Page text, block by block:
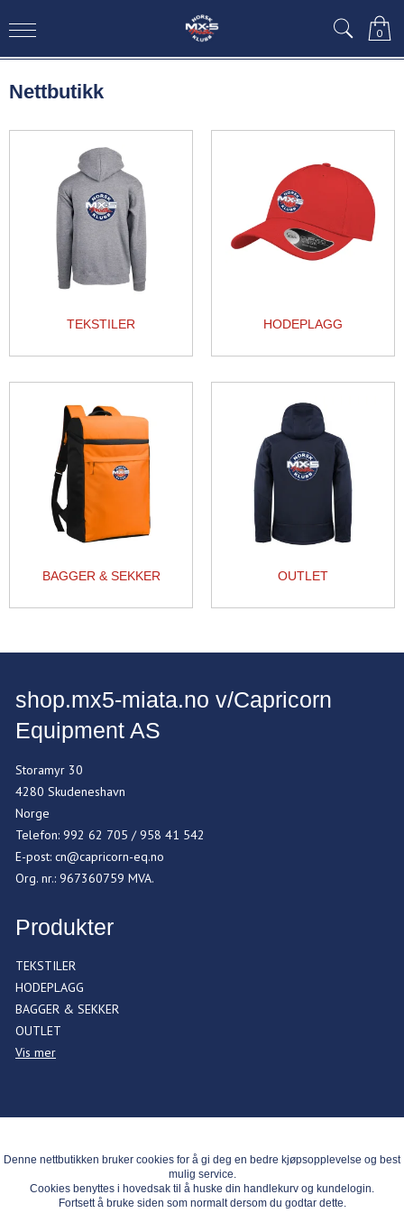
0
Nettbutikk
TEKSTILER HODEPLAGG
BAGGER & SEKKER OUTLET
shop.mx5-miata.no v/Capricorn
Equipment AS
Storamyr 30
4280 Skudeneshavn
Norge
Telefon: 992 62 705 / 958 41 542
E-post: cn@capricorn-eq.no
Org. nr.: 967360759 MVA.
Produkter
TEKSTILER
HODEPLAGG
BAGGER & SEKKER
OUTLET
Vis mer
Denne nettbutikken bruker cookies for å gi deg en bedre kjøpsopplevelse og best
mulig service.
Cookies benyttes i hovedsak til å huske din handlekurv og kundelogin.
Fortsett å bruke siden som normalt dersom du godtar dette.